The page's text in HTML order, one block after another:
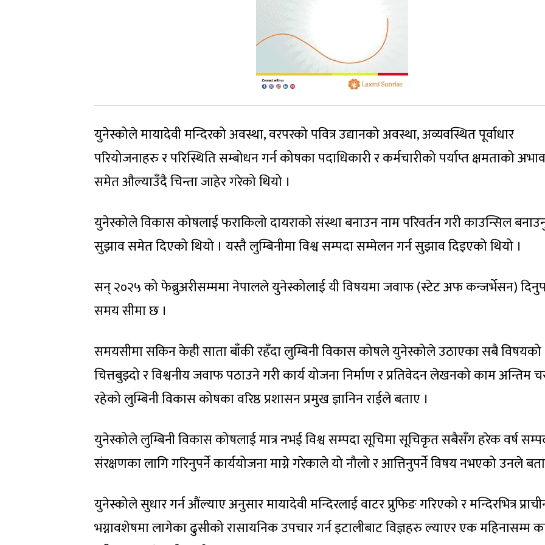
युनेस्कोले मायादेवी मन्दिरको अवस्था, वरपरको पवित्र उद्यानको अवस्था, अव्यवस्थित पूर्वाधार
परियोजनाहरु र परिस्थिति सम्बोधन गर्न कोषका पदाधिकारी र कर्मचारीको पर्याप्त क्षमताको अभाव
समेत औल्याउँदै चिन्ता जाहेर गरेको थियो ।
युनेस्कोले विकास कोषलाई फराकिलो दायराको संस्था बनाउन नाम परिवर्तन गरी काउन्सिल
सुझाव समेत दिएको थियो । यस्तै लुम्बिनीमा विश्व सम्पदा सम्मेलन गर्न सुझाव दिइएको थियो ।
सन् २०२५ को फेब्रुअरीसम्ममा नेपालले युनेस्कोलाई यी विषयमा जवाफ (स्टेट अफ कन्जर्भेसन)
समय सीमा छ ।
समयसीमा सकिन केही साता बाँकी रहँदा लुम्बिनी विकास कोषले युनेस्कोले उठाएका सबै विषयको
चित्तबुझ्दो र विश्वनीय जवाफ पठाउने गरी कार्य योजना निर्माण र प्रतिवेदन लेखनको काम अन्तिम
रहेको लुम्बिनी विकास कोषका वरिष्ठ प्रशासन प्रमुख ज्ञानिन राईले बताए ।
युनेस्कोले लुम्बिनी विकास कोषलाई मात्र नभई विश्व सम्पदा सूचिमा सूचिकृत सबैसँग हरेक वर्ष
संरक्षणका लागि गरिनुपर्ने कार्ययोजना माग्ने गरेकाले यो नौलो र आत्तिनुपर्ने विषय नभएको उनले
युनेस्कोले सुधार गर्न औंल्याए अनुसार मायादेवी मन्दिरलाई वाटर प्रुफिङ गरिएको र मन्दिरभित्र
भग्नावशेषमा लागेका ढुसीको रासायनिक उपचार गर्न इटालीबाट विज्ञहरु ल्याएर एक महिनासम्म